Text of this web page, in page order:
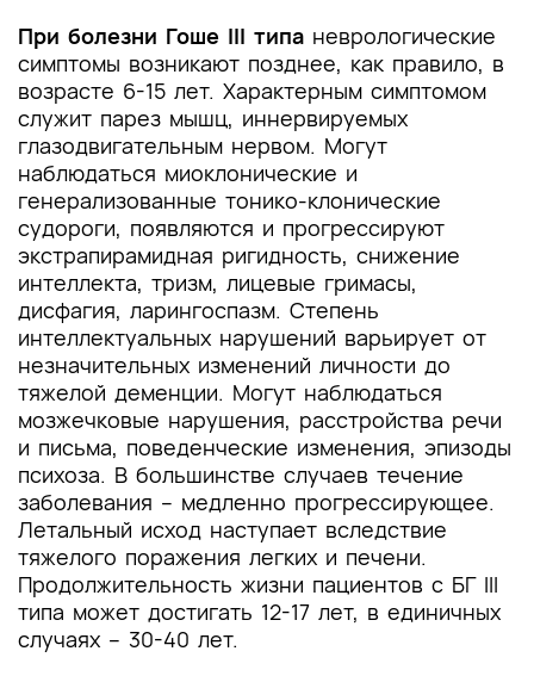
При болезни Гоше III типа неврологические
симптомы возникают позднее, как правило, в
возрасте 6-15 лет. Характерным симптомом
служит парез мышц, иннервируемых
глазодвигательным нервом. Могут
наблюдаться миоклонические и
генерализованные тонико-клонические
судороги, появляются и прогрессируют
экстрапирамидная ригидность, снижение
интеллекта, тризм, лицевые гримасы,
дисфагия, ларингоспазм. Степень
интеллектуальных нарушений варьирует от
незначительных изменений личности до
тяжелой деменции. Могут наблюдаться
мозжечковые нарушения, расстройства речи
и письма, поведенческие изменения, эпизоды
психоза. В большинстве случаев течение
заболевания – медленно прогрессирующее.
Летальный исход наступает вследствие
тяжелого поражения легких и печени.
Продолжительность жизни пациентов с БГ III
типа может достигать 12-17 лет, в единичных
случаях – 30-40 лет.